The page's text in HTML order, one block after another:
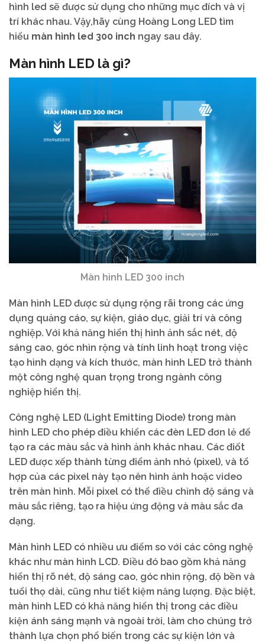
hình led sẽ được sử dụng cho những mục đích và vị
trí khác nhau. Vậy,hãy cùng Hoàng Long LED tìm
hiểu màn hình led 300 inch ngay sau đây.
Màn hình LED là gì?
Màn hình LED 300 inch
Màn hình LED được sử dụng rộng rãi trong các ứng
dụng quảng cáo, sự kiện, giáo dục, giải trí và công
nghiệp. Với khả năng hiển thị hình ảnh sắc nét, độ
sáng cao, góc nhìn rộng và tính linh hoạt trong việc
tạo hình dạng và kích thước, màn hình LED trở thành
một công nghệ quan trọng trong ngành công
nghiệp hiển thị.
Công nghệ LED (Light Emitting Diode) trong màn
hình LED cho phép điều khiển các đèn LED đơn lẻ để
tạo ra các màu sắc và hình ảnh khác nhau. Các điốt
LED được xếp thành từng điểm ảnh nhỏ (pixel), và tổ
hợp của các pixel này tạo nên hình ảnh hoặc video
trên màn hình. Mỗi pixel có thể điều chỉnh độ sáng và
màu sắc riêng, tạo ra hiệu ứng động và màu sắc đa
dạng.
Màn hình LED có nhiều ưu điểm so với các công nghệ
khác như màn hình LCD. Điều đó bao gồm khả năng
hiển thị rõ nét, độ sáng cao, góc nhìn rộng, độ bền và
tuổi thọ dài, cũng như tiết kiệm năng lượng. Đặc biệt,
màn hình LED có khả năng hiển thị trong các điều
kiện ánh sáng mạnh và ngoài trời, làm cho chúng trở
thành lựa chọn phổ biến trong các sự kiện lớn và